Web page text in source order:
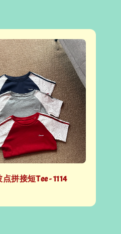
拼接短Tee - 1114